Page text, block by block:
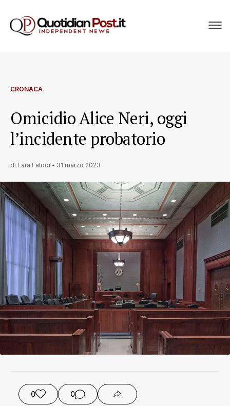
CRONACA
Omicidio Alice Neri, oggi
l’incidente probatorio
di Lara Falodi - 31 marzo 2023
0 0